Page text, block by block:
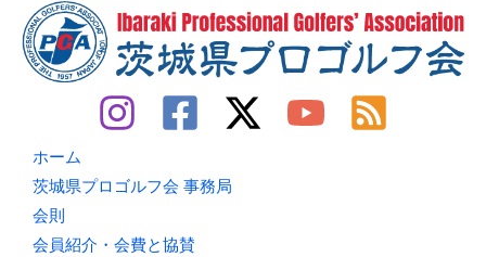
ホーム
茨城県プロゴルフ会 事務局
会則
会員紹介・会費と協賛